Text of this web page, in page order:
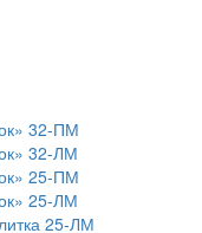
32-ПМ
32-ЛМ
25-ПМ
25-ЛМ
25-ЛМ